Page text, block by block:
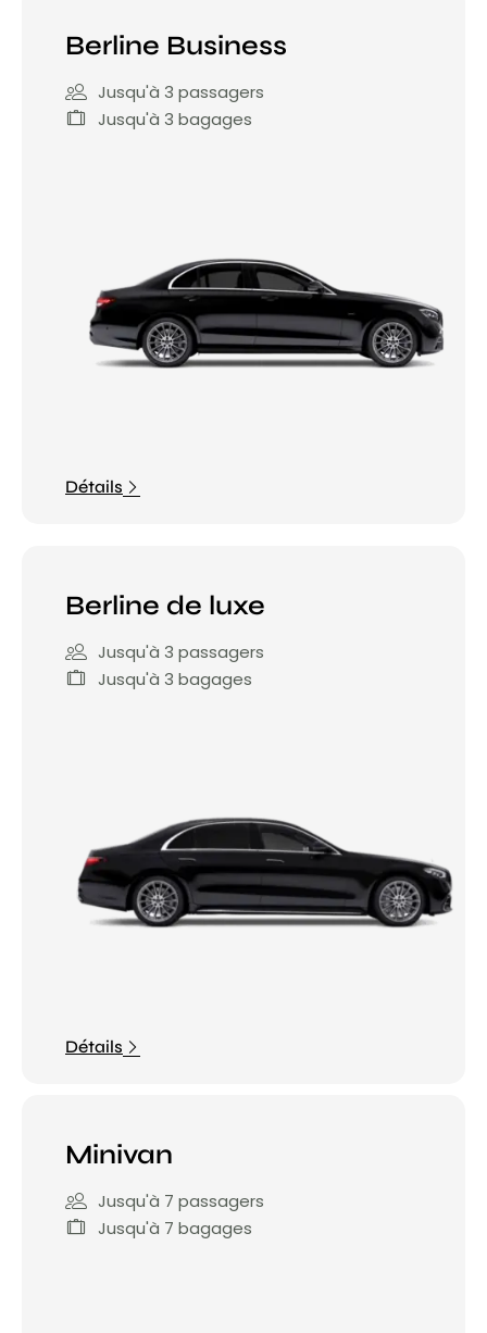
Berline Business
Jusqu'à 3 passagers
Jusqu'à 3 bagages
Détails
Berline de luxe
Jusqu'à 3 passagers
Jusqu'à 3 bagages
Détails
Minivan
Jusqu'à 7 passagers
Jusqu'à 7 bagages